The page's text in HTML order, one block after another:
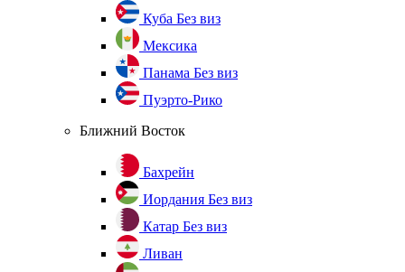
Куба Без виз
Мексика
Панама Без виз
Пуэрто-Рико
Ближний Восток
Бахрейн
Иордания Без виз
Катар Без виз
Ливан